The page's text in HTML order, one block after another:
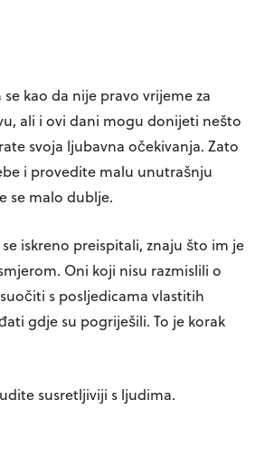
se kao da nije pravo vrijeme za
ali i ovi dani mogu donijeti nešto
svoja ljubavna očekivanja. Zato
i provedite malu unutrašnju
se malo dublje.
se iskreno preispitali, znaju što im je
Oni koji nisu razmislili o
s posljedicama vlastitih
gdje su pogriješili. To je korak
susretljiviji s ljudima.